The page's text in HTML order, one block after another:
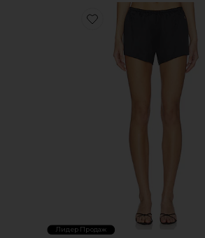
Favorite ШОРТЫ LANE
Лидер Продаж